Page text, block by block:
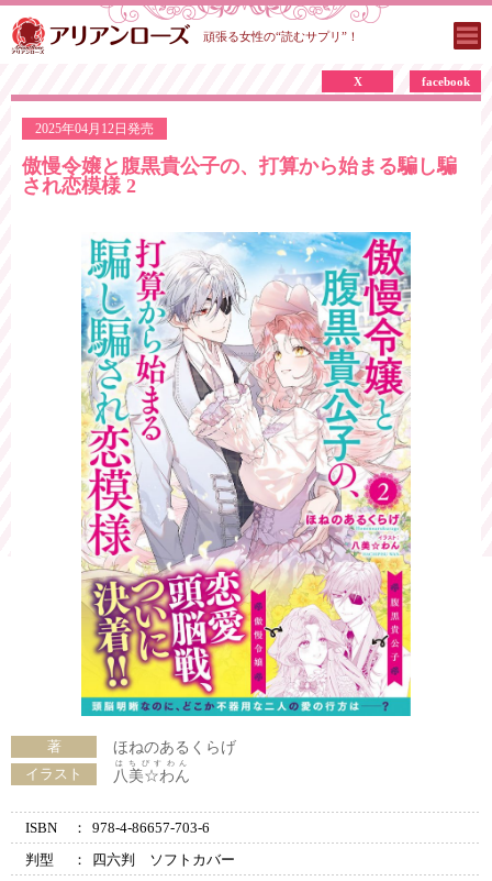
頑張る女性の“読むサプリ”！
2025年04月12日発売
X facebook
傲慢令嬢と腹黒貴公子の、打算から始まる騙し騙
され恋模様 2
著
ほねのあるくらげ
イラスト
八美☆わん
はちぴすわん
ISBN ：
978-4-86657-703-6
判型
：
四六判 ソフトカバー